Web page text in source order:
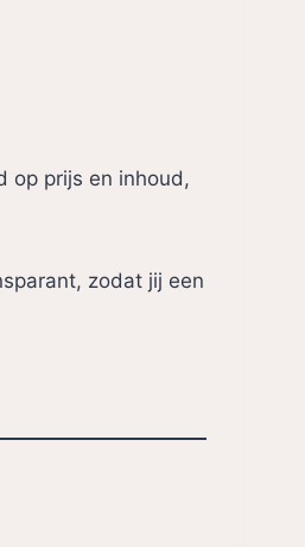
op prijs en inhoud,
zodat jij een